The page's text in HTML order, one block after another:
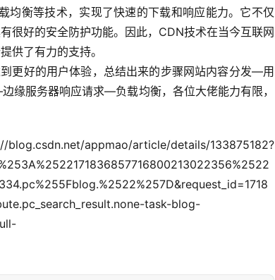
均衡等技术，实现了快速的下载和响应能力。它不仅
很好的安全防护功能。因此，CDN技术在当今互联网
供了有力的支持。
更好的用户体验，总结出来的步骤网站内容分发—用
服务器响应请求—负载均衡，各位大佬能力有限，
article/details/133875182?
task-blog-